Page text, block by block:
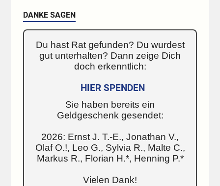
DANKE SAGEN
Du hast Rat gefunden? Du wurdest
gut unterhalten? Dann zeige Dich
doch erkenntlich:
HIER SPENDEN
Sie haben bereits ein
Geldgeschenk gesendet:
2026: Ernst J. T.-E., Jonathan V.,
Olaf O.!, Leo G., Sylvia R., Malte C.,
Markus R., Florian H.*, Henning P.*
Vielen Dank!